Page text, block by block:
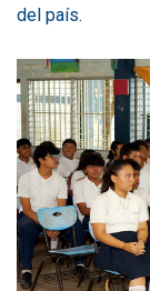
del país.